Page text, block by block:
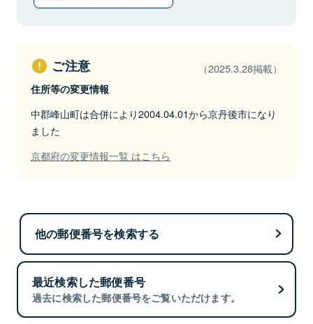
ご注意 （2025.3.28掲載）
住所等の変更情報
中郡峰山町は合併により2004.04.01から京丹後市になり
ました
京都府の変更情報一覧 はこちら
他の郵便番号を検索する
最近検索した郵便番号
過去に検索した郵便番号をご覧いただけます。